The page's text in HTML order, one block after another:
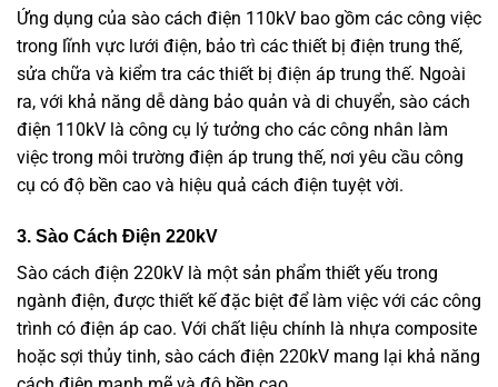
Ứng dụng của sào cách điện 110kV bao gồm các công việc
trong lĩnh vực lưới điện, bảo trì các thiết bị điện trung thế,
sửa chữa và kiểm tra các thiết bị điện áp trung thế. Ngoài
ra, với khả năng dễ dàng bảo quản và di chuyển, sào cách
điện 110kV là công cụ lý tưởng cho các công nhân làm
việc trong môi trường điện áp trung thế, nơi yêu cầu công
cụ có độ bền cao và hiệu quả cách điện tuyệt vời.
3. Sào Cách Điện 220kV
Sào cách điện 220kV là một sản phẩm thiết yếu trong
ngành điện, được thiết kế đặc biệt để làm việc với các công
trình có điện áp cao. Với chất liệu chính là nhựa composite
hoặc sợi thủy tinh, sào cách điện 220kV mang lại khả năng